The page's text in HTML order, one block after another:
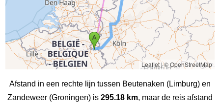
Leaflet|© OpenStreetMap
Afstand in een rechte lijn tussen Beutenaken (Limburg) en
Zandeweer (Groningen) is 295.18 km, maar de reis afstand